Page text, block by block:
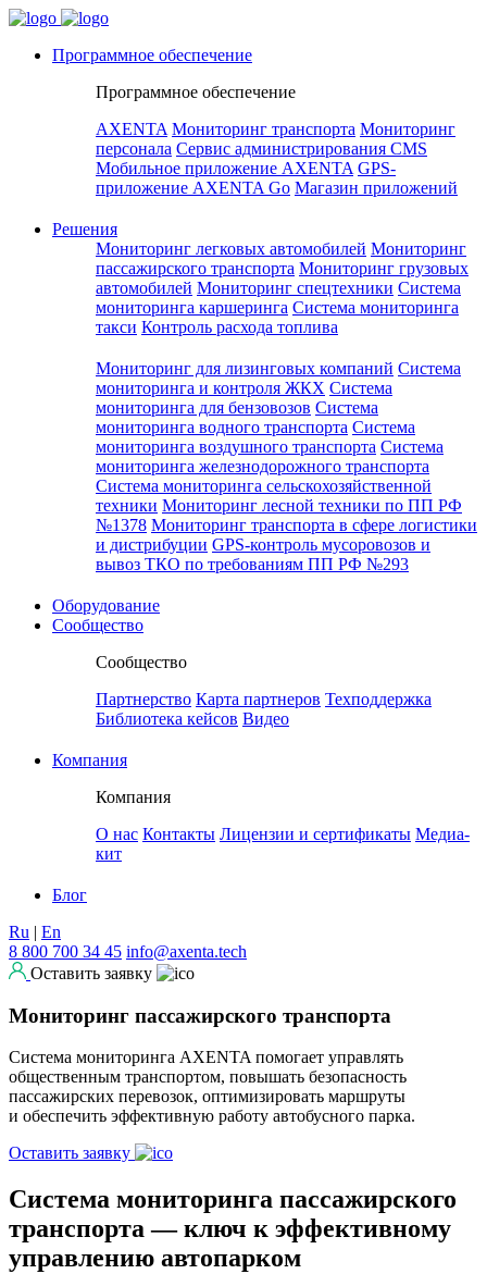
Программное обеспечение
Программное обеспечение
AXENTA Мониторинг транспорта Мониторинг
персонала Сервис администрирования CMS
Мобильное приложение AXENTA GPS-
приложение AXENTA Go Магазин приложений
Решения
Мониторинг легковых автомобилей Мониторинг
пассажирского транспорта Мониторинг грузовых
автомобилей Мониторинг спецтехники Система
мониторинга каршеринга Система мониторинга
такси Контроль расхода топлива
Мониторинг для лизинговых компаний Система
мониторинга и контроля ЖКХ Система
мониторинга для бензовозов Система
мониторинга водного транспорта Система
мониторинга воздушного транспорта Система
мониторинга железнодорожного транспорта
Система мониторинга сельскохозяйственной
техники Мониторинг лесной техники по ПП РФ
№1378 Мониторинг транспорта в сфере логистики
и дистрибуции GPS-контроль мусоровозов и
вывоз ТКО по требованиям ПП РФ №293
Оборудование
Сообщество
Сообщество
Партнерство Карта партнеров Техподдержка
Библиотека кейсов Видео
Компания
Компания
О нас Контакты Лицензии и сертификаты Медиа-
кит
Блог
Ru | En
8 800 700 34 45 info@axenta.tech
Оставить заявку
Мониторинг пассажирского транспорта
Система мониторинга AXENTA помогает управлять
общественным транспортом, повышать безопасность
пассажирских перевозок, оптимизировать маршруты
и обеспечить эффективную работу автобусного парка.
Оставить заявку
Система мониторинга пассажирского
транспорта — ключ к эффективному
управлению автопарком